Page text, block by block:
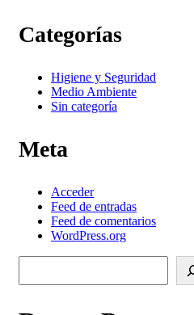
Categorías
Higiene y Seguridad
Medio Ambiente
Sin categoría
Meta
Acceder
Feed de entradas
Feed de comentarios
WordPress.org